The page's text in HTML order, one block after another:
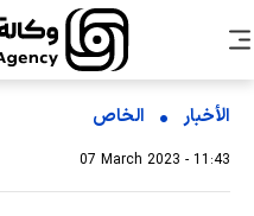
الأخبار الخاص
07 March 2023 - 11:43